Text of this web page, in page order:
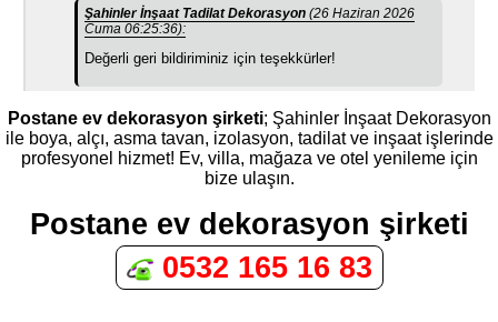
Şahinler İnşaat Tadilat Dekorasyon(26 Haziran 2026
Cuma 06:25:36):
Değerli geri bildiriminiz için teşekkürler!
Postane ev dekorasyon şirketi; Şahinler İnşaat Dekorasyon
ile boya, alçı, asma tavan, izolasyon, tadilat ve inşaat işlerinde
profesyonel hizmet! Ev, villa, mağaza ve otel yenileme için
bize ulaşın.
Postane ev dekorasyon şirketi
0532 165 16 83